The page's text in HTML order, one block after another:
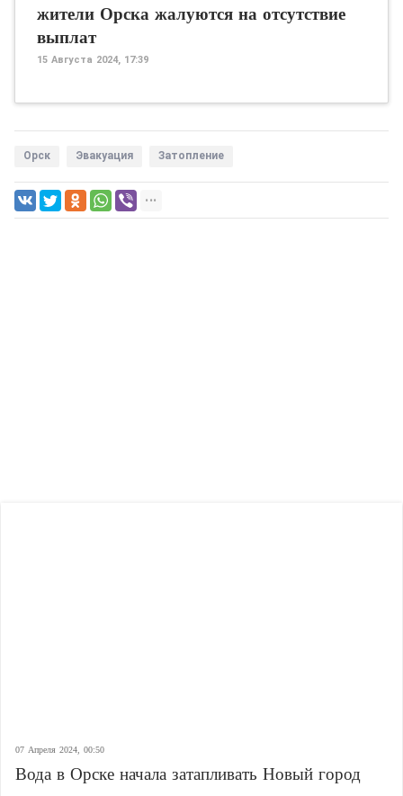
жители Орска жалуются на отсутствие
выплат
15 Августа 2024, 17:39
Орск Эвакуация Затопление
07 Апреля 2024, 00:50
Вода в Орске начала затапливать Новый город